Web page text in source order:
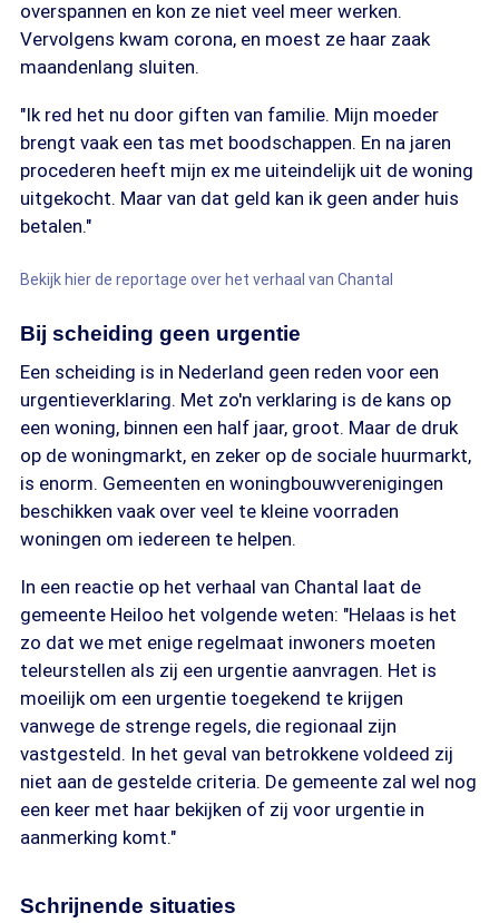
overspannen en kon ze niet veel meer werken.
Vervolgens kwam corona, en moest ze haar zaak
maandenlang sluiten.
"Ik red het nu door giften van familie. Mijn moeder
brengt vaak een tas met boodschappen. En na jaren
procederen heeft mijn ex me uiteindelijk uit de woning
uitgekocht. Maar van dat geld kan ik geen ander huis
betalen."
Bekijk hier de reportage over het verhaal van Chantal
Bij scheiding geen urgentie
Een scheiding is in Nederland geen reden voor een
urgentieverklaring. Met zo'n verklaring is de kans op
een woning, binnen een half jaar, groot. Maar de druk
op de woningmarkt, en zeker op de sociale huurmarkt,
is enorm. Gemeenten en woningbouwverenigingen
beschikken vaak over veel te kleine voorraden
woningen om iedereen te helpen.
In een reactie op het verhaal van Chantal laat de
gemeente Heiloo het volgende weten: "Helaas is het
zo dat we met enige regelmaat inwoners moeten
teleurstellen als zij een urgentie aanvragen. Het is
moeilijk om een urgentie toegekend te krijgen
vanwege de strenge regels, die regionaal zijn
vastgesteld. In het geval van betrokkene voldeed zij
niet aan de gestelde criteria. De gemeente zal wel nog
een keer met haar bekijken of zij voor urgentie in
aanmerking komt."
Schrijnende situaties